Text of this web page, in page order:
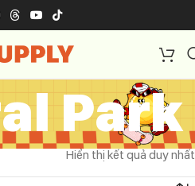
Park
Hiển thị kết quả duy nhất